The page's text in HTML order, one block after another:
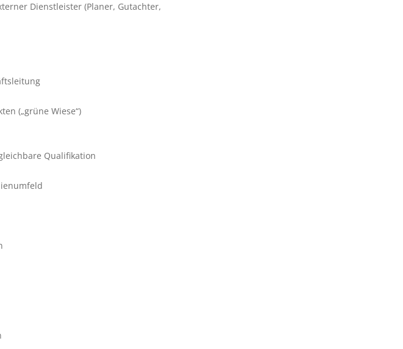
Dienstleister (Planer, Gutachter,
(„grüne Wiese“)
Qualifikation